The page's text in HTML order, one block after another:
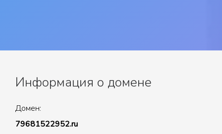
Информация о домене
Домен:
79681522952.ru